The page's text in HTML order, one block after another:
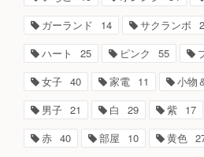
ガーランド
14 サクランボ 2
ハート
25 ピンク 55
女子 40 家電 11 小物
男子 21 白 29 紫 17
赤 40 部屋 10 黄色